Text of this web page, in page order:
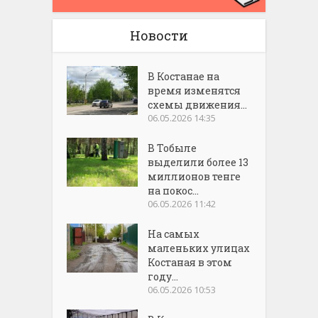
Новости
В Костанае на
время изменятся
схемы движения...
06.05.2026 14:35
В Тобыле
выделили более 13
миллионов тенге
на покос...
06.05.2026 11:42
На самых
маленьких улицах
Костаная в этом
году...
06.05.2026 10:53